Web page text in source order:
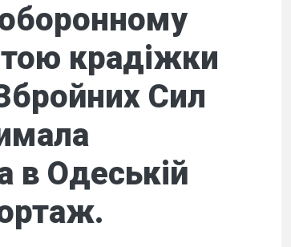
крадіжки
Сил
в Одеській